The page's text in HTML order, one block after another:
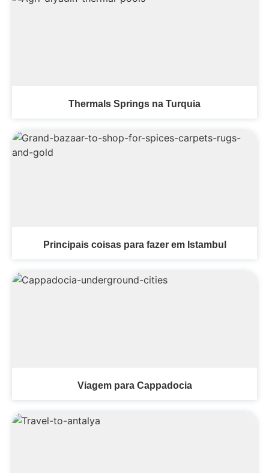
Thermals Springs na Turquia
Principais coisas para fazer em Istambul
Viagem para Cappadocia